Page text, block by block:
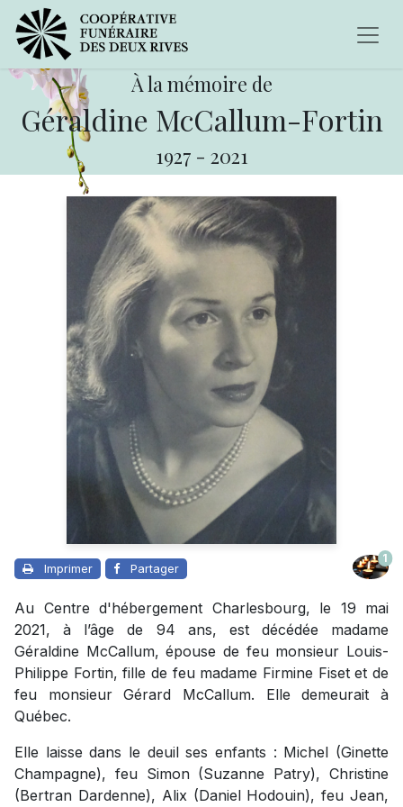
À la mémoire de
Géraldine McCallum-Fortin
1927 - 2021
Imprimer Partager
1
Au Centre d'hébergement Charlesbourg, le 19 mai
2021, à l’âge de 94 ans, est décédée madame
Géraldine McCallum, épouse de feu monsieur Louis-
Philippe Fortin, fille de feu madame Firmine Fiset et de
feu monsieur Gérard McCallum. Elle demeurait à
Québec.
Elle laisse dans le deuil ses enfants : Michel (Ginette
Champagne), feu Simon (Suzanne Patry), Christine
(Bertran Dardenne), Alix (Daniel Hodouin), feu Jean,